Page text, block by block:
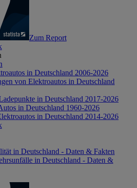
Zum Report
in Deutschland 2006-2026
von Elektroautos in Deutschland
in Deutschland 2017-2026
in Deutschland 1960-2026
in Deutschland 2014-2026
in Deutschland - Daten & Fakten
in Deutschland - Daten &